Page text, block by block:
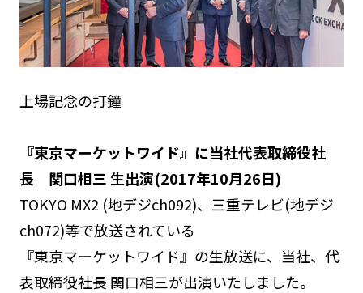
上場記念の打鐘
『東京マーケットワイド』に当社代表取締役社
長 関口相三 生出演(2017年10月26日)
TOKYO MX2 (地デジch092)、三重テレビ(地デジ
ch072)等で放送されている
『東京マーケットワイド』の生放送に、当社、代
表取締役社長 関口相三が出演いたしました。